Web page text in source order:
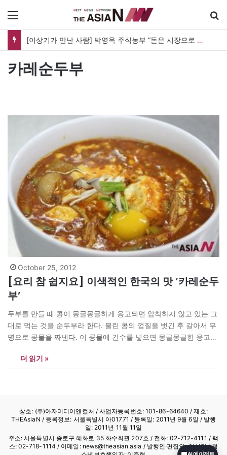
[이상기가 만난 사람] 박영옥 주식농부 “돈은 시장으로 갔지만, 투자는 사라지고 거래만 남았다”
카레순두부
October 25, 2012
[요리 참 쉽지요] 이색적인 한국의 맛 ‘카레순두
부’
두부를 만들 때 콩이 몽글몽글하게 응고되면 압착하지 않고 있는 그
대로 먹는 것을 순두부라 한다. 불린 콩의 껍질을 벗긴 후 갈아서 무
명으로 콩물을 짜낸다. 이 콩물에 간수를 넣으면 몽글몽글한 응고물
께 생기는 맑은 물을 함께 넣어 먹어 순두부 고유의 맛을 볼…
더 읽기 »
상호: (주)아자미디어앤컬처 /사업자등록번호: 101-86-64640 / 제호:
THEAsiaN / 등록정보: 서울특별시 아01771 / 등록일: 2011년 9월 6일 / 발행
일: 2011년 11월 11일
주소: 서울특별시 종로구 혜화로 35 화수회관 207호 / 전화: 02-712-4111 / 팩
스: 02-718-1114 / 이메일: news@theasian.asia / 발행인·편집인: 이상기 / 청